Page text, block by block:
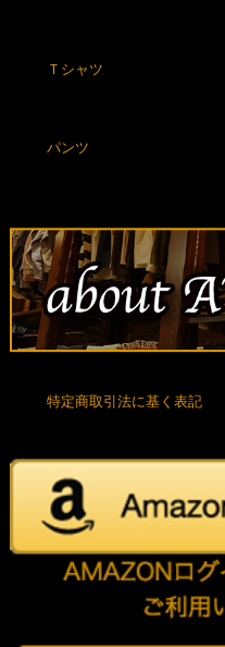
Ｔシャツ
パンツ
特定商取引法に基く表記